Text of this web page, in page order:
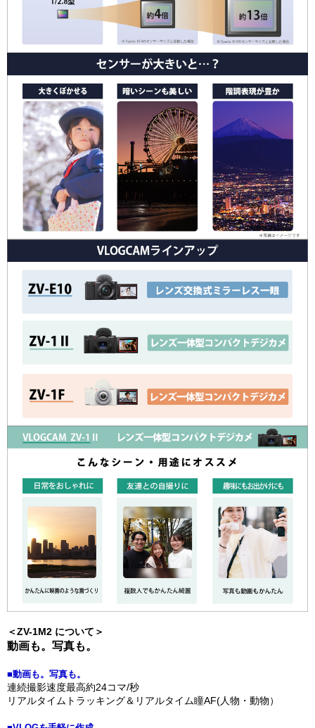
＜ZV-1M2 について＞
動画も。写真も。
■動画も。写真も。
連続撮影速度最高約24コマ/秒
リアルタイムトラッキング＆リアルタイム瞳AF(人物・動物）